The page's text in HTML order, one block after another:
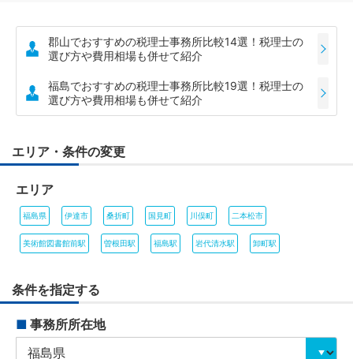
郡山でおすすめの税理士事務所比較14選！税理士の
選び方や費用相場も併せて紹介
福島でおすすめの税理士事務所比較19選！税理士の
選び方や費用相場も併せて紹介
エリア・条件の変更
エリア
福島県 伊達市 桑折町 国見町 川俣町 二本松市
美術館図書館前駅 曽根田駅 福島駅 岩代清水駅 卸町駅
条件を指定する
■ 事務所所在地